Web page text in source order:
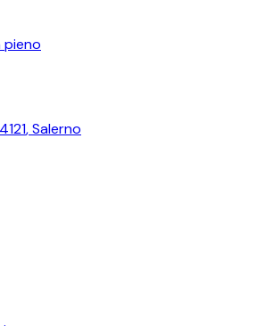
pieno
,Salerno